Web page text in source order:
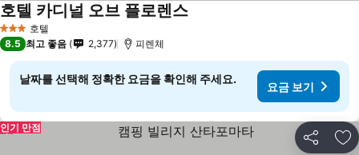
3 성급 호텔
호텔 카디널 오브 플로렌스요금 보기
8.5 최고 좋음 2,377 피렌체
날짜를 선택해 정확한 요금을 확인해 주세요.
요금 보기
공유 즐
인기 만점